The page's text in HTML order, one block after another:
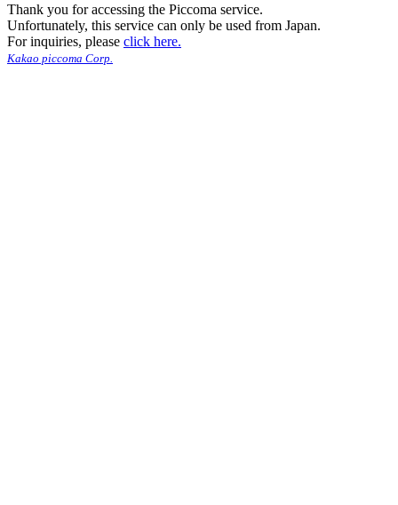
Thank you for accessing the Piccoma service.
Unfortunately, this service can only be used from Japan.
For inquiries, please click here.
Kakao piccoma Corp.